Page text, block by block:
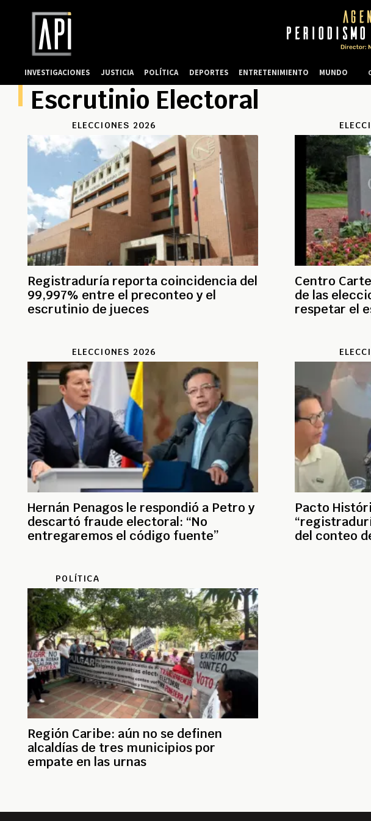
Escrutinio Electoral
ELECCIONES 2026
Registraduría reporta coincidencia del
99,997% entre el preconteo y el
escrutinio de jueces
Centro
de las
respetar el
ELECCIONES 2026
Hernán Penagos le respondió a Petro y
descartó fraude electoral: “No
entregaremos el código fuente”
Pacto
del conteo
POLÍTICA
Región Caribe: aún no se definen
alcaldías de tres municipios por
empate en las urnas
INVESTIGACIONES JUSTICIA POLÍTICA DEPORTES ENTRETENIMIENTO MUNDO